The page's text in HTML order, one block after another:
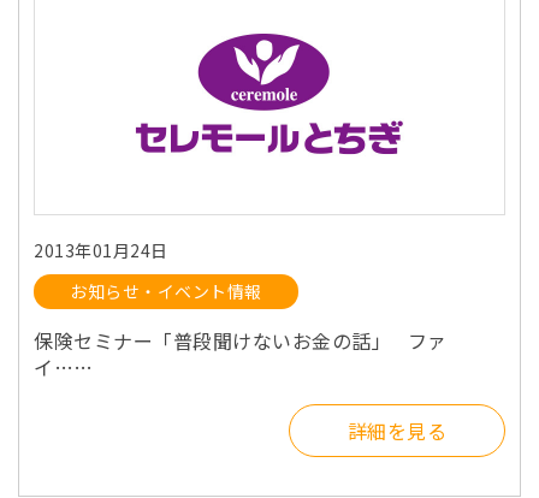
2013年01月24日
お知らせ・イベント情報
保険セミナー「普段聞けないお金の話」 ファ
イ……
詳細を見る